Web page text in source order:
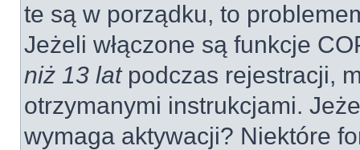
te są w porządku, to
Jeżeli włączone są funkcje
niż 13 latpodczas rejestracji,
otrzymanymi instrukcjami.
wymaga aktywacji? Niektóre